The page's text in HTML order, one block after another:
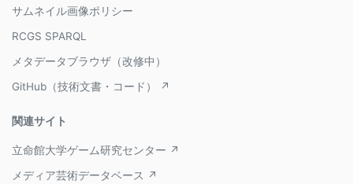
サムネイル画像ポリシー
RCGS SPARQL
メタデータブラウザ（改修中）
GitHub（技術文書・コード） ↗
関連サイト
立命館大学ゲーム研究センター ↗
メディア芸術データベース ↗